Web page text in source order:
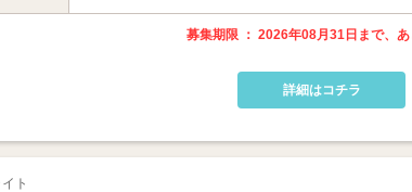
募集期限 ： 2026年08月31日まで、あ
詳細はコチラ
ト